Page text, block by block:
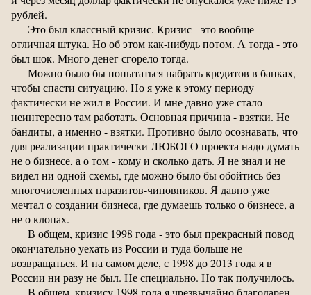
рублей.
Это был классный кризис. Кризис - это вообще -
отличная штука. Но об этом как-нибудь потом. А тогда - это
был шок. Много денег сгорело тогда.
Можно было бы попытаться набрать кредитов в банках,
чтобы спасти ситуацию. Но я уже к этому периоду
фактически не жил в России. И мне давно уже стало
неинтересно там работать. Основная причина - взятки. Не
бандиты, а именно - взятки. Противно было осознавать, что
для реализации практически ЛЮБОГО проекта надо думать
не о бизнесе, а о том - кому и сколько дать. Я не знал и не
видел ни одной схемы, где можно было бы обойтись без
многочисленных паразитов-чиновников. Я давно уже
мечтал о создании бизнеса, где думаешь только о бизнесе, а
не о клопах.
В общем, кризис 1998 года - это был прекрасный повод
окончательно уехать из России и туда больше не
возвращаться. И на самом деле, с 1998 до 2013 года я в
России ни разу не был. Не специально. Но так получилось.
В общем, кризису 1998 года я чрезвычайно благодарен.